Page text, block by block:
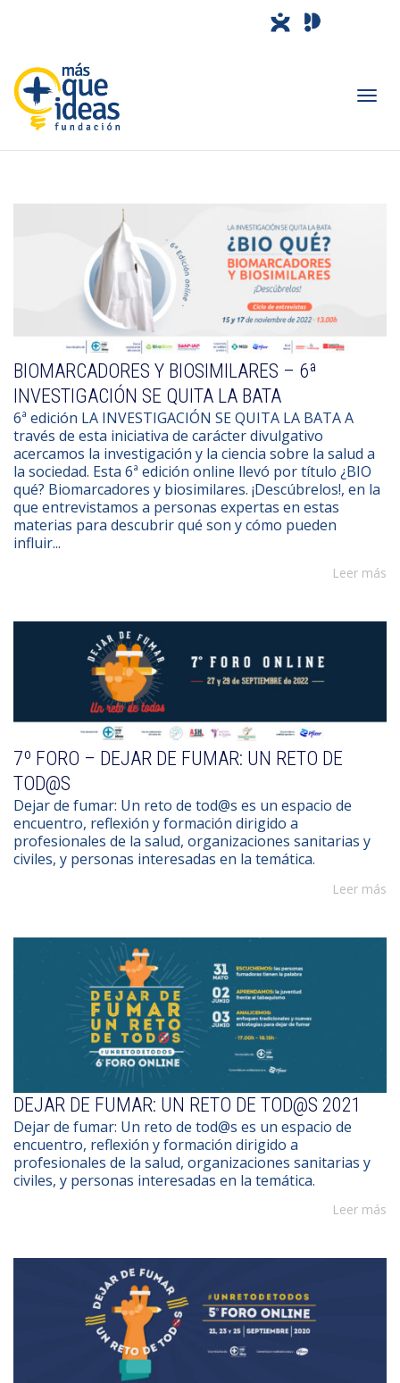
BIOMARCADORES Y BIOSIMILARES – 6ª
INVESTIGACIÓN SE QUITA LA BATA
6ª edición LA INVESTIGACIÓN SE QUITA LA BATA A
través de esta iniciativa de carácter divulgativo
acercamos la investigación y la ciencia sobre la salud a
la sociedad. Esta 6ª edición online llevó por título ¿BIO
qué? Biomarcadores y biosimilares. ¡Descúbrelos!, en la
que entrevistamos a personas expertas en estas
materias para descubrir qué son y cómo pueden
influir...
Leer más
7º FORO – DEJAR DE FUMAR: UN RETO DE
TOD@S
Dejar de fumar: Un reto de tod@s es un espacio de
encuentro, reflexión y formación dirigido a
profesionales de la salud, organizaciones sanitarias y
civiles, y personas interesadas en la temática.
Leer más
DEJAR DE FUMAR: UN RETO DE TOD@S 2021
Dejar de fumar: Un reto de tod@s es un espacio de
encuentro, reflexión y formación dirigido a
profesionales de la salud, organizaciones sanitarias y
civiles, y personas interesadas en la temática.
Leer más